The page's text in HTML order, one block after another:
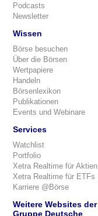
Podcasts
Newsletter
Wissen
Börse besuchen
Über die Börsen
Wertpapiere
Handeln
Börsenlexikon
Publikationen
Events und Webinare
Services
Watchlist
Portfolio
Xetra Realtime für Aktien
Xetra Realtime für ETFs
Karriere @Börse
Weitere Websites der
Gruppe Deutsche